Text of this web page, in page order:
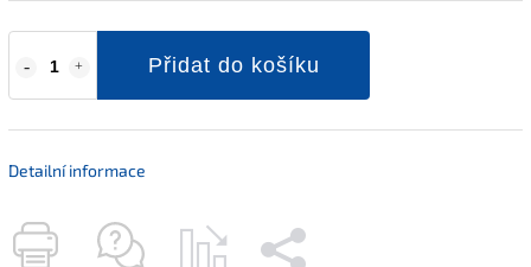
Přidat do košíku
Detailní informace